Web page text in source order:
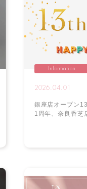
Information
2026.04.01
銀座店オープン
1周年、奈良香芝